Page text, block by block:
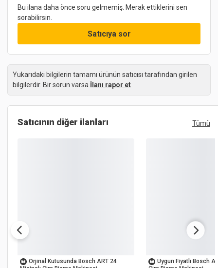
Bu ilana daha önce soru gelmemiş. Merak ettiklerini sen
sorabilirsin.
Satıcıya sor
Yukarıdaki bilgilerin tamamı ürünün satıcısı tarafından girilen
bilgilerdir. Bir sorun varsa İlanı rapor et
Satıcının diğer ilanları Tümü
Orjinal Kutusunda Bosch ART 24
Uygun Fiyatlı Bosch